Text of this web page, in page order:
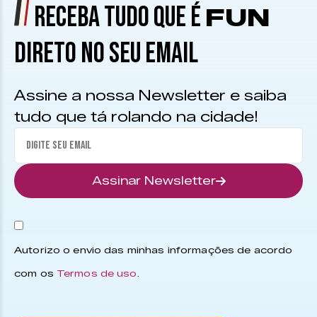
RECEBA TUDO QUE É FUN
DIRETO NO SEU EMAIL
Assine a nossa Newsletter e saiba
tudo que tá rolando na cidade!
Assinar Newsletter
Autorizo o envio das minhas informações de acordo
com os Termos de uso.